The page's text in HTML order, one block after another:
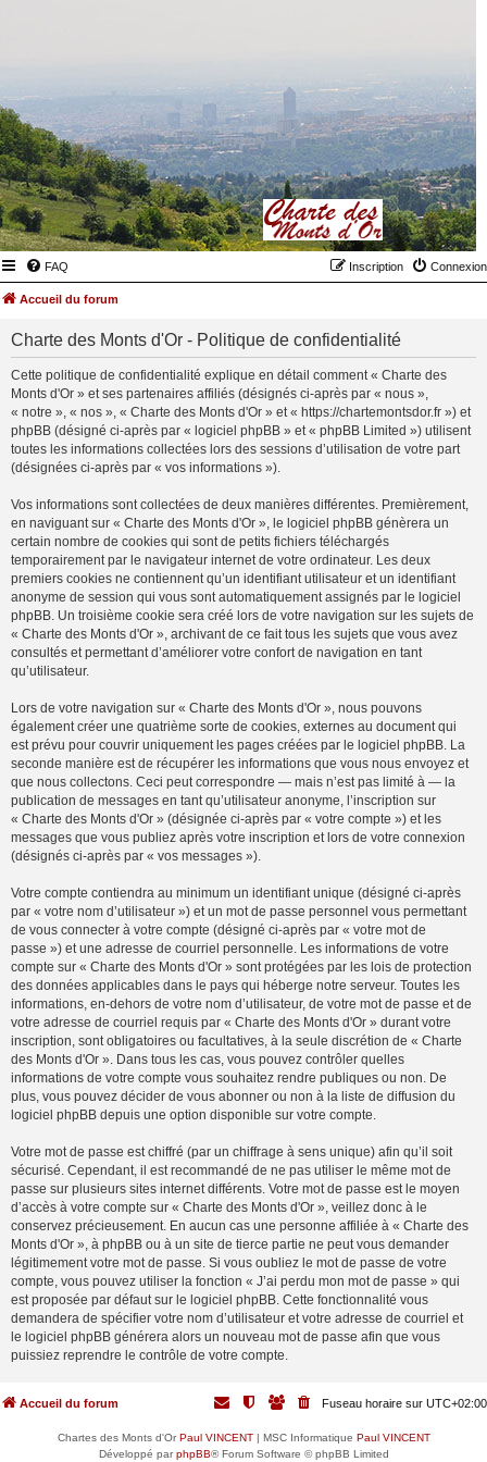
FAQ Connexion
Inscription
Accueil du forum
Charte des Monts d'Or - Politique de confidentialité
Cette politique de confidentialité explique en détail comment « Charte des
Monts d'Or » et ses partenaires affiliés (désignés ci-après par « nous »,
« notre », « nos », « Charte des Monts d'Or » et « https://chartemontsdor.fr ») et
phpBB (désigné ci-après par « logiciel phpBB » et « phpBB Limited ») utilisent
toutes les informations collectées lors des sessions d’utilisation de votre part
(désignées ci-après par « vos informations »).
Vos informations sont collectées de deux manières différentes. Premièrement,
en naviguant sur « Charte des Monts d'Or », le logiciel phpBB génèrera un
certain nombre de cookies qui sont de petits fichiers téléchargés
temporairement par le navigateur internet de votre ordinateur. Les deux
premiers cookies ne contiennent qu’un identifiant utilisateur et un identifiant
anonyme de session qui vous sont automatiquement assignés par le logiciel
phpBB. Un troisième cookie sera créé lors de votre navigation sur les sujets de
« Charte des Monts d'Or », archivant de ce fait tous les sujets que vous avez
consultés et permettant d’améliorer votre confort de navigation en tant
qu’utilisateur.
Lors de votre navigation sur « Charte des Monts d'Or », nous pouvons
également créer une quatrième sorte de cookies, externes au document qui
est prévu pour couvrir uniquement les pages créées par le logiciel phpBB. La
seconde manière est de récupérer les informations que vous nous envoyez et
que nous collectons. Ceci peut correspondre — mais n’est pas limité à — la
publication de messages en tant qu’utilisateur anonyme, l’inscription sur
« Charte des Monts d'Or » (désignée ci-après par « votre compte ») et les
messages que vous publiez après votre inscription et lors de votre connexion
(désignés ci-après par « vos messages »).
Votre compte contiendra au minimum un identifiant unique (désigné ci-après
par « votre nom d’utilisateur ») et un mot de passe personnel vous permettant
de vous connecter à votre compte (désigné ci-après par « votre mot de
passe ») et une adresse de courriel personnelle. Les informations de votre
compte sur « Charte des Monts d'Or » sont protégées par les lois de protection
des données applicables dans le pays qui héberge notre serveur. Toutes les
informations, en-dehors de votre nom d’utilisateur, de votre mot de passe et de
votre adresse de courriel requis par « Charte des Monts d'Or » durant votre
inscription, sont obligatoires ou facultatives, à la seule discrétion de « Charte
des Monts d'Or ». Dans tous les cas, vous pouvez contrôler quelles
informations de votre compte vous souhaitez rendre publiques ou non. De
plus, vous pouvez décider de vous abonner ou non à la liste de diffusion du
logiciel phpBB depuis une option disponible sur votre compte.
Votre mot de passe est chiffré (par un chiffrage à sens unique) afin qu’il soit
sécurisé. Cependant, il est recommandé de ne pas utiliser le même mot de
passe sur plusieurs sites internet différents. Votre mot de passe est le moyen
d’accès à votre compte sur « Charte des Monts d'Or », veillez donc à le
conservez précieusement. En aucun cas une personne affiliée à « Charte des
Monts d'Or », à phpBB ou à un site de tierce partie ne peut vous demander
légitimement votre mot de passe. Si vous oubliez le mot de passe de votre
compte, vous pouvez utiliser la fonction « J’ai perdu mon mot de passe » qui
est proposée par défaut sur le logiciel phpBB. Cette fonctionnalité vous
demandera de spécifier votre nom d’utilisateur et votre adresse de courriel et
le logiciel phpBB générera alors un nouveau mot de passe afin que vous
puissiez reprendre le contrôle de votre compte.
Accueil du forum Fuseau horaire sur UTC+02:00
Chartes des Monts d'OrPaul VINCENT| MSC Informatique Paul VINCENT
Développé parphpBB® Forum Software © phpBB Limited